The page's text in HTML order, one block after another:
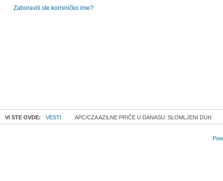
Zaboravili ste korisničko ime?
VI STE OVDE: VESTI APC/CZA AZILNE PRIČE U DANASU: SLOMLJENI DUH